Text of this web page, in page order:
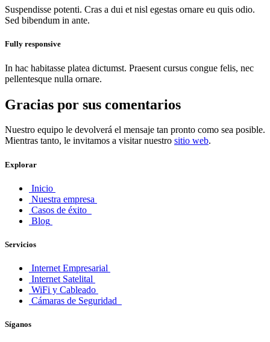
Suspendisse potenti. Cras a dui et nisl egestas ornare eu quis odio.
Sed bibendum in ante.
Fully responsive
In hac habitasse platea dictumst. Praesent cursus congue felis, nec
pellentesque nulla ornare.
Gracias por sus comentarios
Nuestro equipo le devolverá el mensaje tan pronto como sea posible.
Mientras tanto, le invitamos a visitar nuestro sitio web.
Explorar
Inicio
Nuestra empresa
Casos de éxito
Blog
Servicios
Internet Empresarial
Internet Satelital
WiFi y Cableado
Cámaras de Seguridad
Síganos